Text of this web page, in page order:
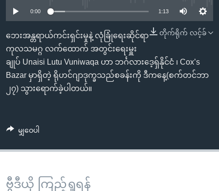
ကြည့်
ရန်
ရှာဖွေ
ရန်
ရန်
ဗွီအိုအေ လူမှုကွန်ယက်များ
ဘာသာစကားများ
0:00 1:13
တိုက်ရိုက် လင့်ခ်
ဘေးအန္တရာယ်ကင်းရှင်းမှုနဲ့ လုံခြုံရေးဆိုင်ရာ
ကုလသမဂ္ဂ လက်ထောက် အတွင်းရေးမှူး
ချုပ် Unaisi Lutu Vuniwaqa ဟာ ဘင်္ဂလားဒေ့ရှ်နိုင်ငံ ၊ Cox’s
Bazar မှာရှိတဲ့ ရိုဟင်ဂျာဒုက္ခသည်စခန်းကို ဒီကနေ့(စက်တင်ဘာ
၂၇) သွားရောက်ခဲ့ပါတယ်။
မျှဝေပါ
ဗွီဒီယို ကြည့်ရှုရန်